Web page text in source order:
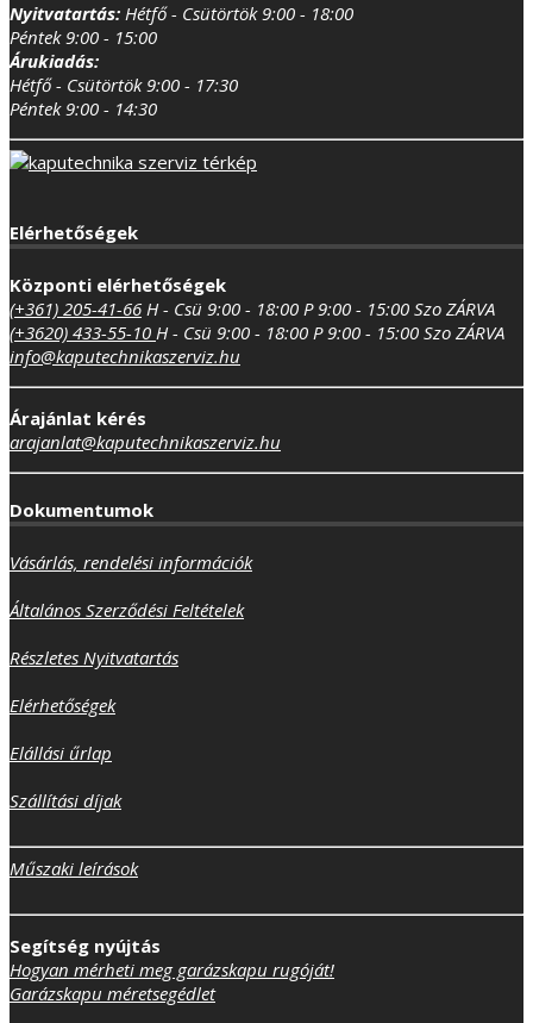
Nyitvatartás: Hétfő - Csütörtök 9:00 - 18:00
Péntek 9:00 - 15:00
Árukiadás:
Hétfő - Csütörtök 9:00 - 17:30
Péntek 9:00 - 14:30
Elérhetőségek
Központi elérhetőségek
(+361) 205-41-66 H - Csü 9:00 - 18:00 P 9:00 - 15:00 Szo ZÁRVA
(+3620) 433-55-10 H - Csü 9:00 - 18:00 P 9:00 - 15:00 Szo ZÁRVA
info@kaputechnikaszerviz.hu
Árajánlat kérés
arajanlat@kaputechnikaszerviz.hu
Dokumentumok
Vásárlás, rendelési információk
Általános Szerződési Feltételek
Részletes Nyitvatartás
Elérhetőségek
Elállási űrlap
Szállítási díjak
Műszaki leírások
Segítség nyújtás
Hogyan mérheti meg garázskapu rugóját!
Garázskapu méretsegédlet